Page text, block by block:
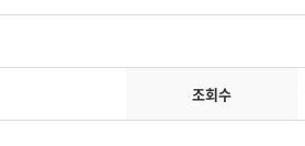
조회수